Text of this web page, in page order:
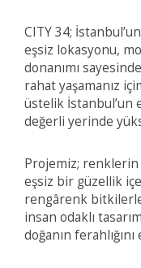
CITY 34;
eşsiz lokasyonu,
donanımı
rahat yaşamanız
üstelik İstanbul’un
değerli yerinde
Projemiz; renklerin
eşsiz bir güzellik
rengârenk bitkilerle
insan odaklı
doğanın